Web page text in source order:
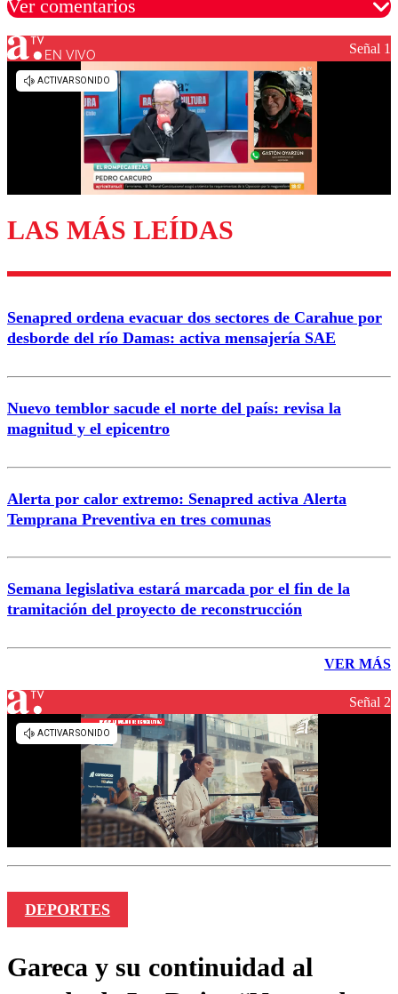
Ver comentarios
Los comentarios son moderados para garantizar un
diálogo respetuoso.
Enviar comentario
EN VIVO Señal 1
LAS MÁS LEÍDAS
Senapred ordena evacuar dos sectores de Carahue por
desborde del río Damas: activa mensajería SAE
Nuevo temblor sacude el norte del país: revisa la
magnitud y el epicentro
Alerta por calor extremo: Senapred activa Alerta
Temprana Preventiva en tres comunas
Semana legislativa estará marcada por el fin de la
tramitación del proyecto de reconstrucción
VER MÁS
Señal 2
DEPORTES
Gareca y su continuidad al